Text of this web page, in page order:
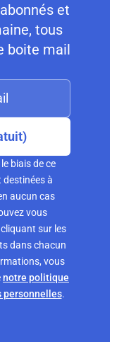
et
tous
boite mail
biais de ce
à
aucun cas
vous
sur les
dans chacun
vous
notre politique
personnelles.